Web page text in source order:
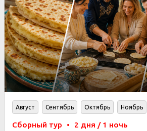
Август Сентябрь Октябрь Ноябрь
Сборный тур • 2 дня / 1 ночь